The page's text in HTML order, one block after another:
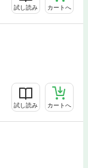
試し読み カートへ
試し読み カートへ